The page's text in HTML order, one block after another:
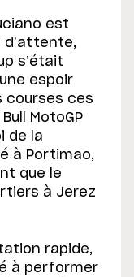
est
d’attente,
s’était
espoir
courses ces
MotoGP
de la
à Portimao,
que le
à Jerez
rapide,
à performer